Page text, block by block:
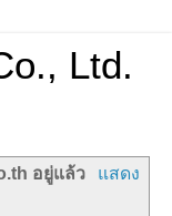
Ltd.
อยู่แล้ว
แสดง